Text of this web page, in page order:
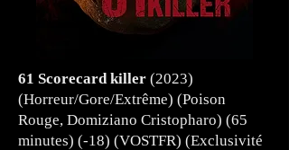
61 Scorecard killer (2023)
(Horreur/Gore/Extrême) (Poison
Rouge, Domiziano Cristopharo) (65
minutes) (-18) (VOSTFR) (Exclusivité